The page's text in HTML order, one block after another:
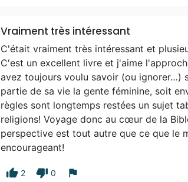
Vraiment très intéressant
C'était vraiment très intéressant et
C'est un excellent livre et j'aime
avez toujours voulu savoir (ou ignorer…)
partie de sa vie la gente féminine, soit
règles sont longtemps restées un sujet
religions! Voyage donc au cœur de la
perspective est tout autre que ce que le
encourageant!
thumb_up 2 thumb_down 0 flag